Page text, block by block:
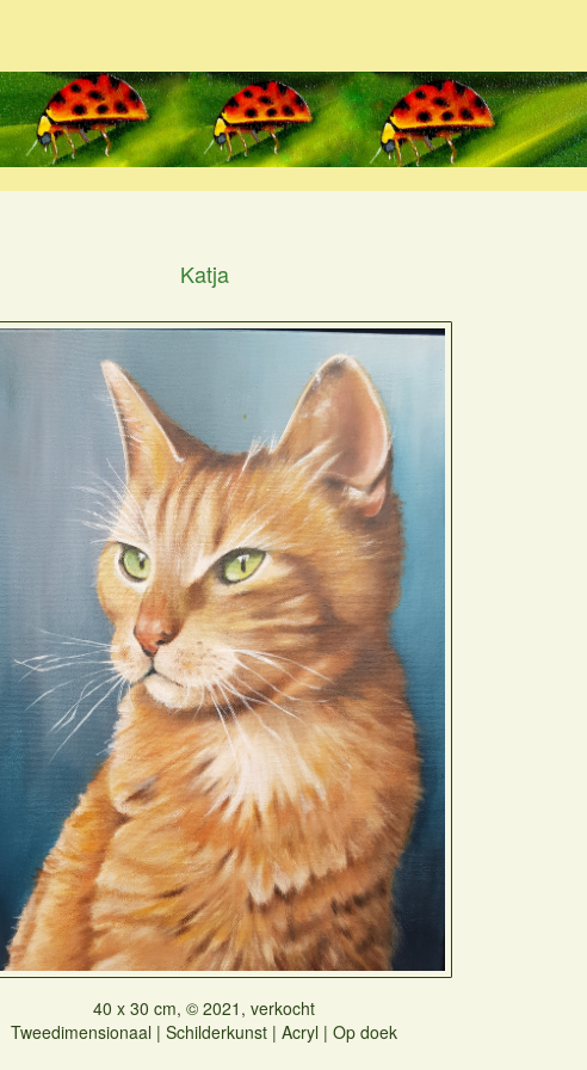
Katja
40 x 30 cm, © 2021, verkocht
Tweedimensionaal | Schilderkunst | Acryl | Op doek